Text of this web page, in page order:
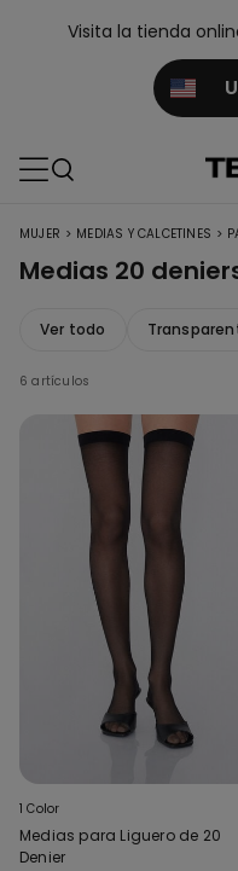
Visita la tienda
MUJER > MEDIAS Y CALCETINES >
Medias 20
Ver todo
6 artículos
1 Color
Medias para Liguero de 20
Denier